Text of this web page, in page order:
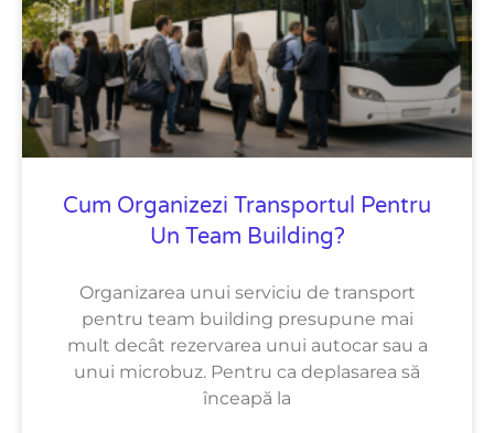
Cum Organizezi Transportul Pentru
Un Team Building?
Organizarea unui serviciu de transport
pentru team building presupune mai
mult decât rezervarea unui autocar sau a
unui microbuz. Pentru ca deplasarea să
înceapă la